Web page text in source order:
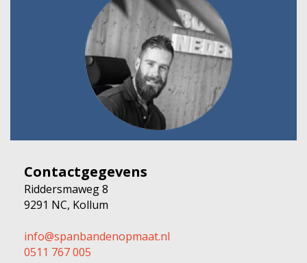
Contactgegevens
Riddersmaweg 8
9291 NC, Kollum
info@spanbandenopmaat.nl
0511 767 005